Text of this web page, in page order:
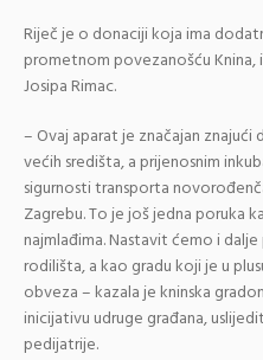
Riječ je o donaciji koja ima
prometnom povezanošću Knina,
Josipa Rimac.
– Ovaj aparat je značajan
većih središta, a prijenosnim
sigurnosti transporta
Zagrebu. To je još jedna poruka
najmlađima. Nastavit ćemo i
rodilišta, a kao gradu koji je u
obveza – kazala je kninska
inicijativu udruge građana,
pedijatrije.